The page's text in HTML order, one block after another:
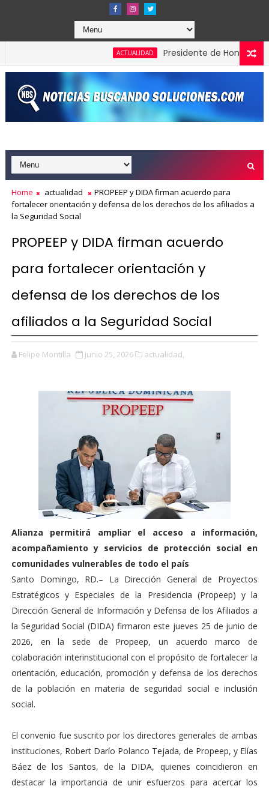
ACTUALIDAD Presidente de Honduras
Home actualidad
PROPEEP y DIDA firman acuerdo para
fortalecer orientación y defensa de los derechos de los afiliados a
la Seguridad Social
PROPEEP y DIDA firman acuerdo
para fortalecer orientación y
defensa de los derechos de los
afiliados a la Seguridad Social
Felipe Montilla junio 25, 2026 actualidad,
Alianza permitirá ampliar el acceso a información,
acompañamiento y servicios de protección social en
comunidades vulnerables de todo el país
Santo Domingo, RD.– La Dirección General de Proyectos
Estratégicos y Especiales de la Presidencia (Propeep) y la
Dirección General de Información y Defensa de los Afiliados a
la Seguridad Social (DIDA) firmaron este jueves 25 de junio de
2026, en la sede de Propeep, un acuerdo marco de
colaboración interinstitucional con el propósito de fortalecer la
orientación, educación, promoción y defensa de los derechos
de la población en materia de seguridad social e inclusión
social.
El convenio fue suscrito por los directores generales de ambas
instituciones, Robert Darío Polanco Tejada, de Propeep, y Elías
Báez de los Santos, de la DIDA, quienes coincidieron en
destacar la importancia de unir esfuerzos para acercar los